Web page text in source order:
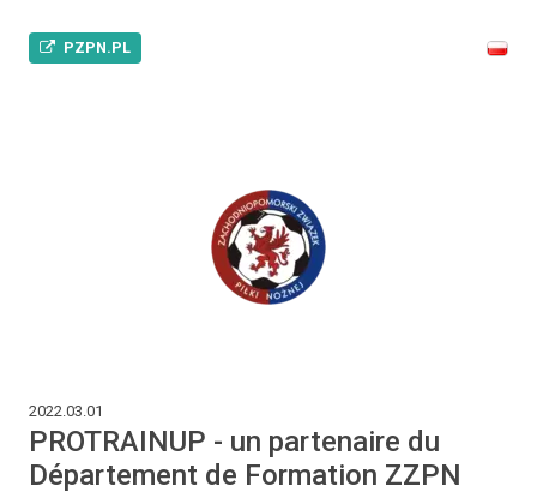
PZPN.PL
2022.03.01
PROTRAINUP - un partenaire du
Département de Formation ZZPN